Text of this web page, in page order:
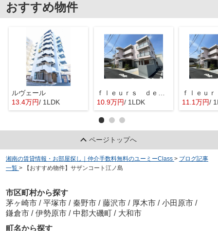
おすすめ物件
ルヴェール
13.4万円/ 1LDK
ｆｌｅｕｒｓ ｄｅ ｃｅｒｉｓｉｅｒ
10.9万円/ 1LDK 11.1万円/
ページトップへ
湘南の賃貸情報・お部屋探し｜仲介手数料無料のユーミーClass > ブログ記事
一覧 > 【おすすめ物件】サザンコート江ノ島
市区町村から探す
茅ヶ崎市 / 平塚市 / 秦野市 / 藤沢市 / 厚木市 / 小田原市 /
鎌倉市 / 伊勢原市 / 中郡大磯町 / 大和市
町名から探す